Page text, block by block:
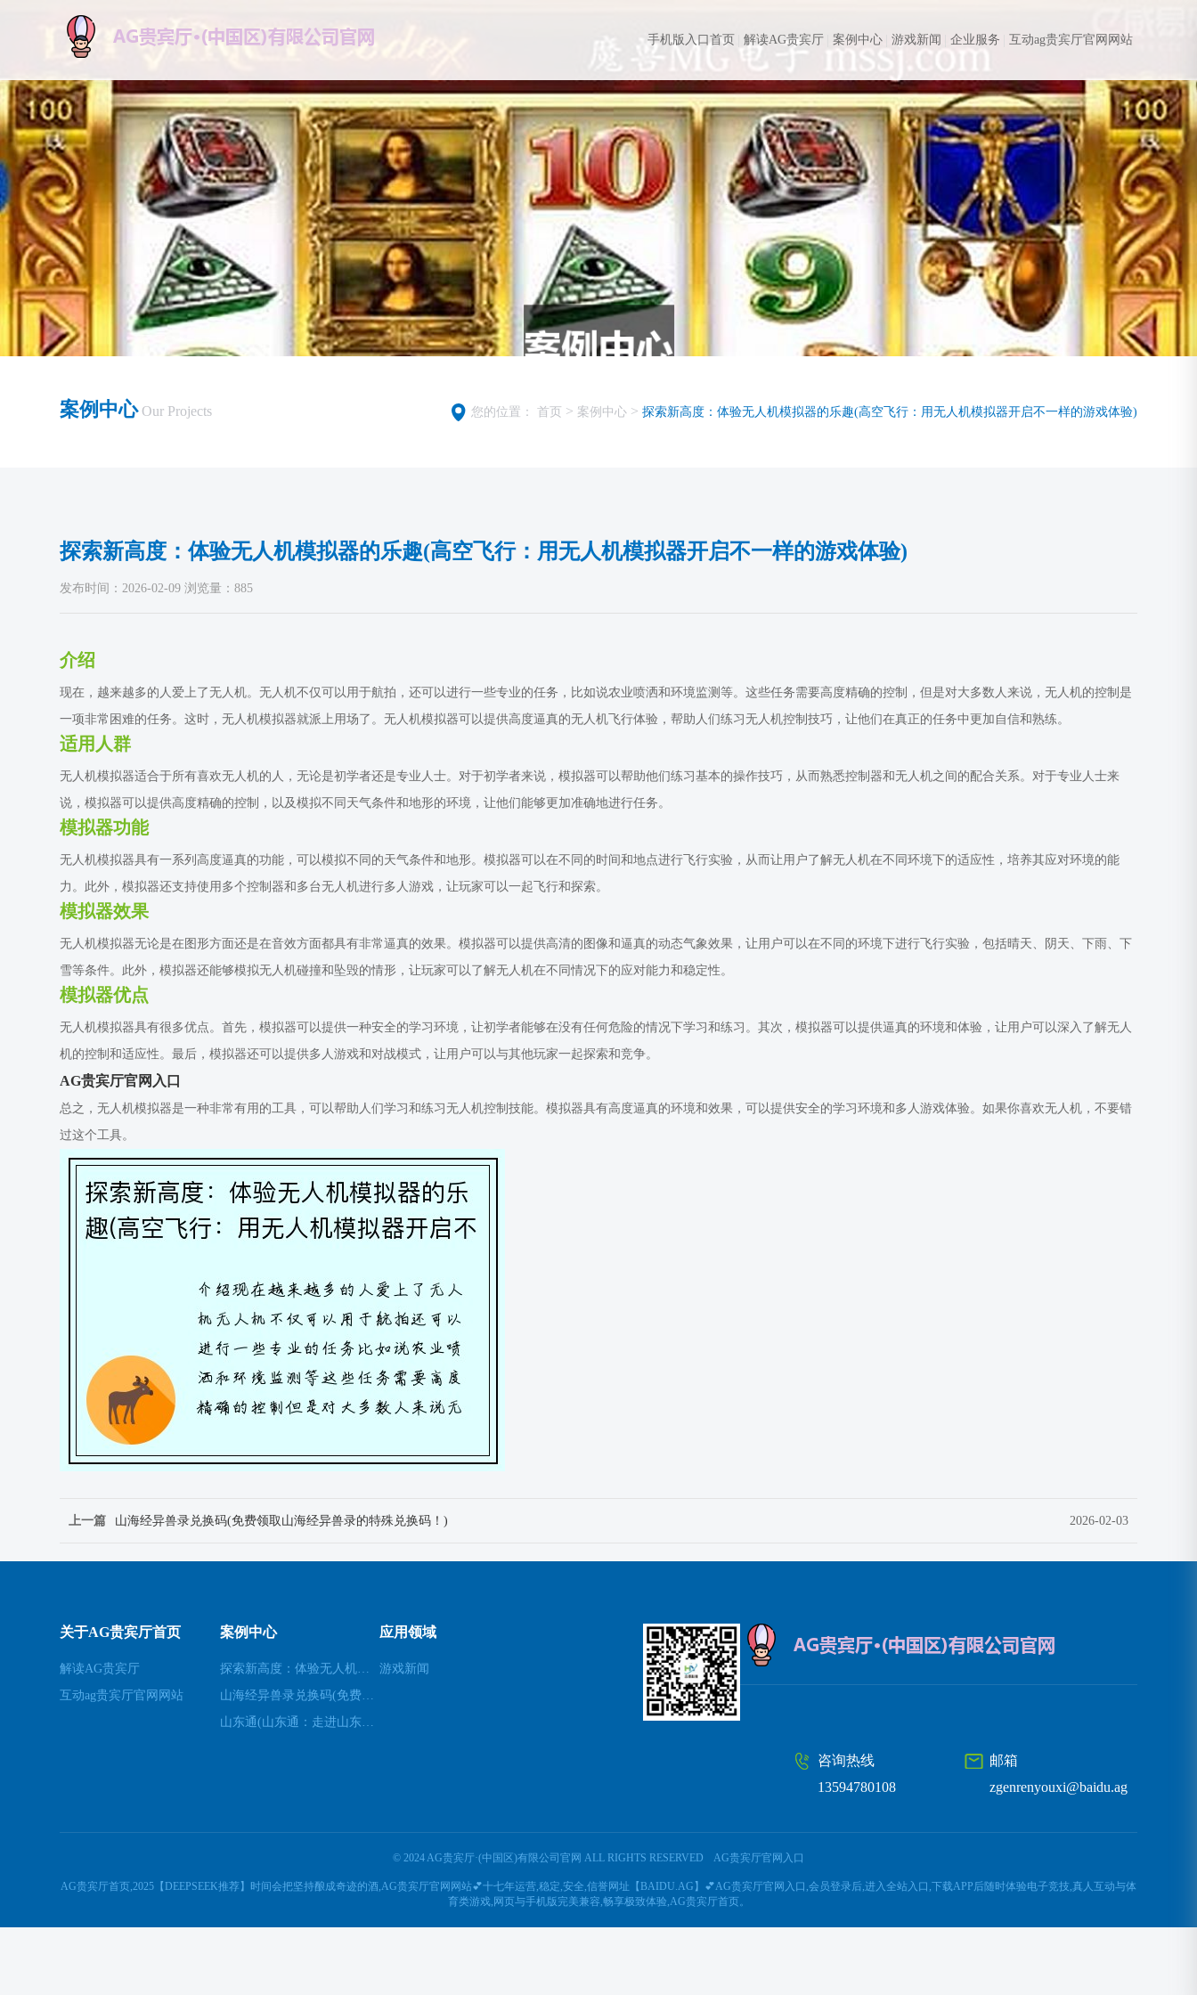
手机版入口首页 解读AG贵宾厅 案例中心 游戏新闻 企业服务 互动ag贵宾厅官网网站
案例中心 Our Projects 您的位置： 首页 > 案例中心> 探索新高度：体验无人机模拟器的乐趣(高空飞行：用无人机模拟器开启不一样的游戏体验)
探索新高度：体验无人机模拟器的乐趣(高空飞行：用无人机模拟器开启不一样的游戏体验)
发布时间：2026-02-09 浏览量：885
介绍
现在，越来越多的人爱上了无人机。无人机不仅可以用于航拍，还可以进行一些专业的任务，比如说农业喷洒和环境监测等。这些任务需要高度精确的控制，但是对大多数人来说，无人机的控制是
一项非常困难的任务。这时，无人机模拟器就派上用场了。无人机模拟器可以提供高度逼真的无人机飞行体验，帮助人们练习无人机控制技巧，让他们在真正的任务中更加自信和熟练。
适用人群
无人机模拟器适合于所有喜欢无人机的人，无论是初学者还是专业人士。对于初学者来说，模拟器可以帮助他们练习基本的操作技巧，从而熟悉控制器和无人机之间的配合关系。对于专业人士来
说，模拟器可以提供高度精确的控制，以及模拟不同天气条件和地形的环境，让他们能够更加准确地进行任务。
模拟器功能
无人机模拟器具有一系列高度逼真的功能，可以模拟不同的天气条件和地形。模拟器可以在不同的时间和地点进行飞行实验，从而让用户了解无人机在不同环境下的适应性，培养其应对环境的能
力。此外，模拟器还支持使用多个控制器和多台无人机进行多人游戏，让玩家可以一起飞行和探索。
模拟器效果
无人机模拟器无论是在图形方面还是在音效方面都具有非常逼真的效果。模拟器可以提供高清的图像和逼真的动态气象效果，让用户可以在不同的环境下进行飞行实验，包括晴天、阴天、下雨、下
雪等条件。此外，模拟器还能够模拟无人机碰撞和坠毁的情形，让玩家可以了解无人机在不同情况下的应对能力和稳定性。
模拟器优点
无人机模拟器具有很多优点。首先，模拟器可以提供一种安全的学习环境，让初学者能够在没有任何危险的情况下学习和练习。其次，模拟器可以提供逼真的环境和体验，让用户可以深入了解无人
机的控制和适应性。最后，模拟器还可以提供多人游戏和对战模式，让用户可以与其他玩家一起探索和竞争。
AG贵宾厅官网入口
总之，无人机模拟器是一种非常有用的工具，可以帮助人们学习和练习无人机控制技能。模拟器具有高度逼真的环境和效果，可以提供安全的学习环境和多人游戏体验。如果你喜欢无人机，不要错
过这个工具。
上一篇 山海经异兽录兑换码(免费领取山海经异兽录的特殊兑换码！) 2026-02-03
关于AG贵宾厅首页
解读AG贵宾厅
互动ag贵宾厅官网网站
案例中心
探索新高度：体验无人机模拟器的乐趣(高空飞行：用无人机模拟器开启不一样的游戏体验)
山海经异兽录兑换码(免费领取山海经异兽录的特殊兑换码！)
山东通(山东通：走进山东的必经之地)
应用领域
游戏新闻
邮箱
zgenrenyouxi@baidu.ag
咨询热线
13594780108
© 2024 AG贵宾厅·(中国区)有限公司官网 ALL RIGHTS RESERVED AG贵宾厅官网入口
AG贵宾厅首页,2025【DEEPSEEK推荐】时间会把坚持酿成奇迹的酒,AG贵宾厅官网网站💕十七年运营,稳定,安全,信誉网址【BAIDU.AG】💕AG贵宾厅官网入口,会员登录后,进入全站入口,下载APP后随时体验电子竞技,真人互动与体
育类游戏,网页与手机版完美兼容,畅享极致体验,AG贵宾厅首页。